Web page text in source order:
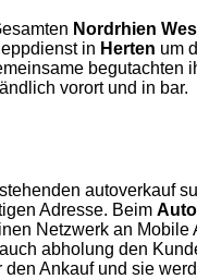
Nordrhien
in Herten um
begutachten
vorort und in bar.
autoverkauf
Adresse. Beim
Netzwerk an Mobile
abholung den
Ankauf und sie